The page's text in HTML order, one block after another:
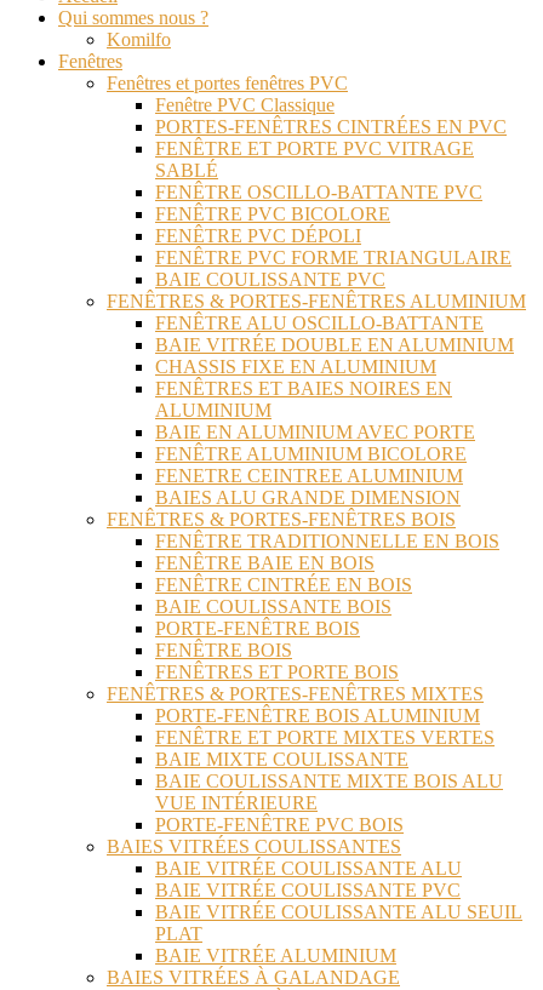
Qui sommes nous ?
Komilfo
Fenêtres
Fenêtres et portes fenêtres PVC
Fenêtre PVC Classique
PORTES-FENÊTRES CINTRÉES EN PVC
FENÊTRE ET PORTE PVC VITRAGE
SABLÉ
FENÊTRE OSCILLO-BATTANTE PVC
FENÊTRE PVC BICOLORE
FENÊTRE PVC DÉPOLI
FENÊTRE PVC FORME TRIANGULAIRE
BAIE COULISSANTE PVC
FENÊTRES & PORTES-FENÊTRES ALUMINIUM
FENÊTRE ALU OSCILLO-BATTANTE
BAIE VITRÉE DOUBLE EN ALUMINIUM
CHASSIS FIXE EN ALUMINIUM
FENÊTRES ET BAIES NOIRES EN
ALUMINIUM
BAIE EN ALUMINIUM AVEC PORTE
FENÊTRE ALUMINIUM BICOLORE
FENETRE CEINTREE ALUMINIUM
BAIES ALU GRANDE DIMENSION
FENÊTRES & PORTES-FENÊTRES BOIS
FENÊTRE TRADITIONNELLE EN BOIS
FENÊTRE BAIE EN BOIS
FENÊTRE CINTRÉE EN BOIS
BAIE COULISSANTE BOIS
PORTE-FENÊTRE BOIS
FENÊTRE BOIS
FENÊTRES ET PORTE BOIS
FENÊTRES & PORTES-FENÊTRES MIXTES
PORTE-FENÊTRE BOIS ALUMINIUM
FENÊTRE ET PORTE MIXTES VERTES
BAIE MIXTE COULISSANTE
BAIE COULISSANTE MIXTE BOIS ALU
VUE INTÉRIEURE
PORTE-FENÊTRE PVC BOIS
BAIES VITRÉES COULISSANTES
BAIE VITRÉE COULISSANTE ALU
BAIE VITRÉE COULISSANTE PVC
BAIE VITRÉE COULISSANTE ALU SEUIL
PLAT
BAIE VITRÉE ALUMINIUM
BAIES VITRÉES À GALANDAGE